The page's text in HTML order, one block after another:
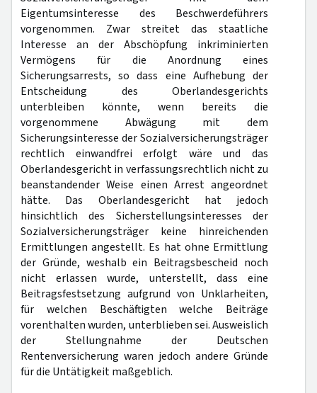
Eigentumsinteresse des Beschwerdeführers
vorgenommen. Zwar streitet das staatliche
Interesse an der Abschöpfung inkriminierten
Vermögens für die Anordnung eines
Sicherungsarrests, so dass eine Aufhebung der
Entscheidung des Oberlandesgerichts
unterbleiben könnte, wenn bereits die
vorgenommene Abwägung mit dem
Sicherungsinteresse der Sozialversicherungsträger
rechtlich einwandfrei erfolgt wäre und das
Oberlandesgericht in verfassungsrechtlich nicht zu
beanstandender Weise einen Arrest angeordnet
hätte. Das Oberlandesgericht hat jedoch
hinsichtlich des Sicherstellungsinteresses der
Sozialversicherungsträger keine hinreichenden
Ermittlungen angestellt. Es hat ohne Ermittlung
der Gründe, weshalb ein Beitragsbescheid noch
nicht erlassen wurde, unterstellt, dass eine
Beitragsfestsetzung aufgrund von Unklarheiten,
für welchen Beschäftigten welche Beiträge
vorenthalten wurden, unterblieben sei. Ausweislich
der Stellungnahme der Deutschen
Rentenversicherung waren jedoch andere Gründe
für die Untätigkeit maßgeblich.